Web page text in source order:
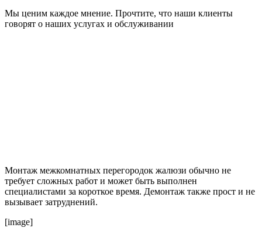
Мы ценим каждое мнение. Прочтите, что наши клиенты
говорят о наших услугах и обслуживании
Монтаж межкомнатных перегородок жалюзи обычно не
требует сложных работ и может быть выполнен
специалистами за короткое время. Демонтаж также прост и не
вызывает затруднений.
[image]